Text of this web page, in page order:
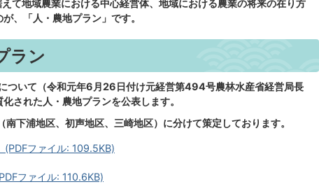
て地域農業における中心経営体、地域における農業の将来の在り方
、「人・農地プラン」です。
ラン
ついて（令和元年6月26日付け元経営第494号農林水産省経営局長
された人・農地プランを公表します。
下浦地区、初声地区、三崎地区）に分けて策定しております。
(PDFファイル: 109.5KB)
ファイル: 110.6KB)